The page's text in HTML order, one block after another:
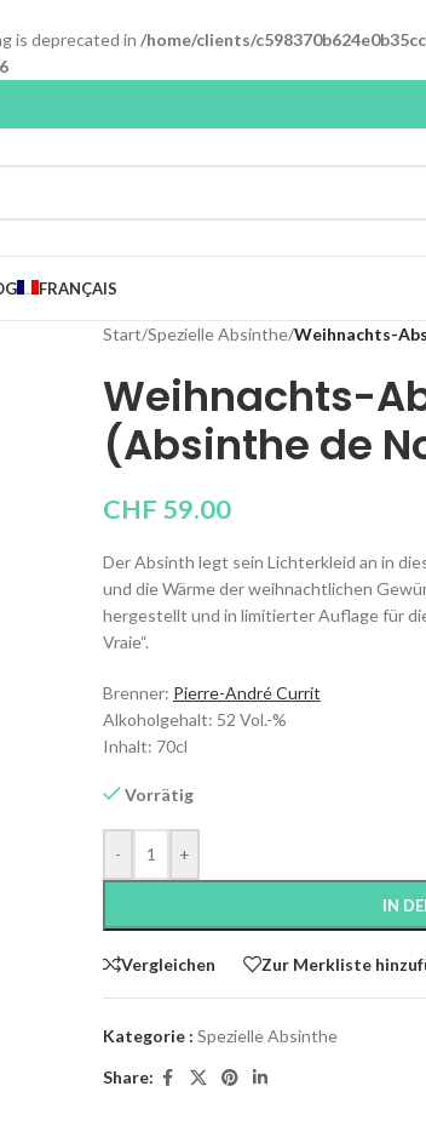
is deprecated in /home/clients/
FRANÇAIS
Start/Spezielle Absinthe/Weihnachts-
Weihnachts-
(Absinthe de
CHF 59.00
Der Absinth legt sein Lichterkleid an in
und die Wärme der weihnachtlichen
hergestellt und in limitierter Auflage für
Vraie“.
Brenner: Pierre-André Currit
Alkoholgehalt: 52 Vol.-%
Inhalt: 70cl
Vorrätig
- +
IN
Vergleichen Zur Merkliste
Kategorie : Spezielle Absinthe
Share: